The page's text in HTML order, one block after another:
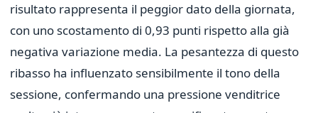
risultato rappresenta il peggior dato della giornata,
con uno scostamento di 0,93 punti rispetto alla già
negativa variazione media. La pesantezza di questo
ribasso ha influenzato sensibilmente il tono della
sessione, confermando una pressione venditrice